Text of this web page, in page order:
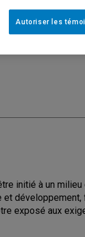
initié à un
et
exposé aux
Autoriser les